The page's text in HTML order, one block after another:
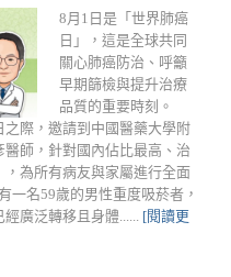
8月1日是「世界肺癌
日」，這是全球共同
關心肺癌防治、呼籲
早期篩檢與提升治療
品質的重要時刻。
之際，邀請到中國醫藥大學附
師，針對國內佔比最高、治
為所有病友與家屬進行全面
一名59歲的男性重度吸菸者，
廣泛轉移且身體...... [閱讀更